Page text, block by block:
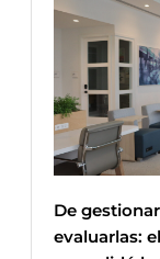
De
evaluarlas: